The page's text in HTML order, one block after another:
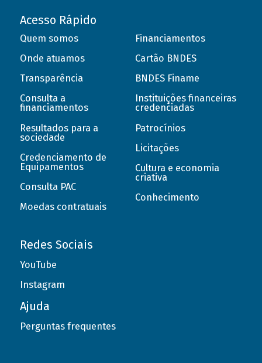
Acesso Rápido
Quem somos
Onde atuamos
Transparência
Consulta a
financiamentos
Resultados para a
sociedade
Credenciamento de
Equipamentos
Consulta PAC
Moedas contratuais
Financiamentos
Cartão BNDES
BNDES Finame
Instituições financeiras
credenciadas
Patrocínios
Licitações
Cultura e economia
criativa
Conhecimento
Redes Sociais
YouTube
Instagram
Ajuda
Perguntas frequentes